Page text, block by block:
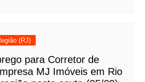
(RJ)
para Corretor de
MJ Imóveis em Rio